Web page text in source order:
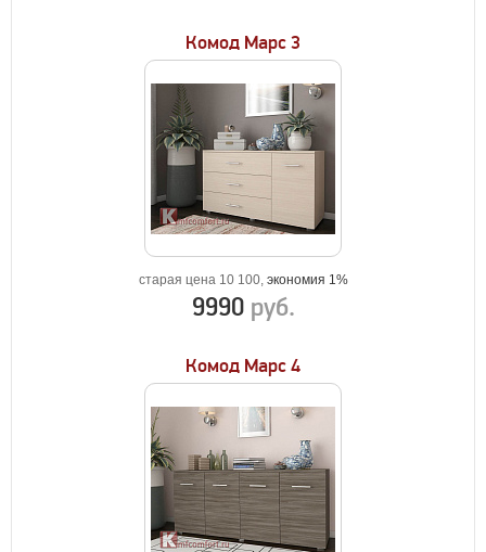
Комод Марс 3
старая цена 10 100, экономия 1%
9990 руб.
Комод Марс 4